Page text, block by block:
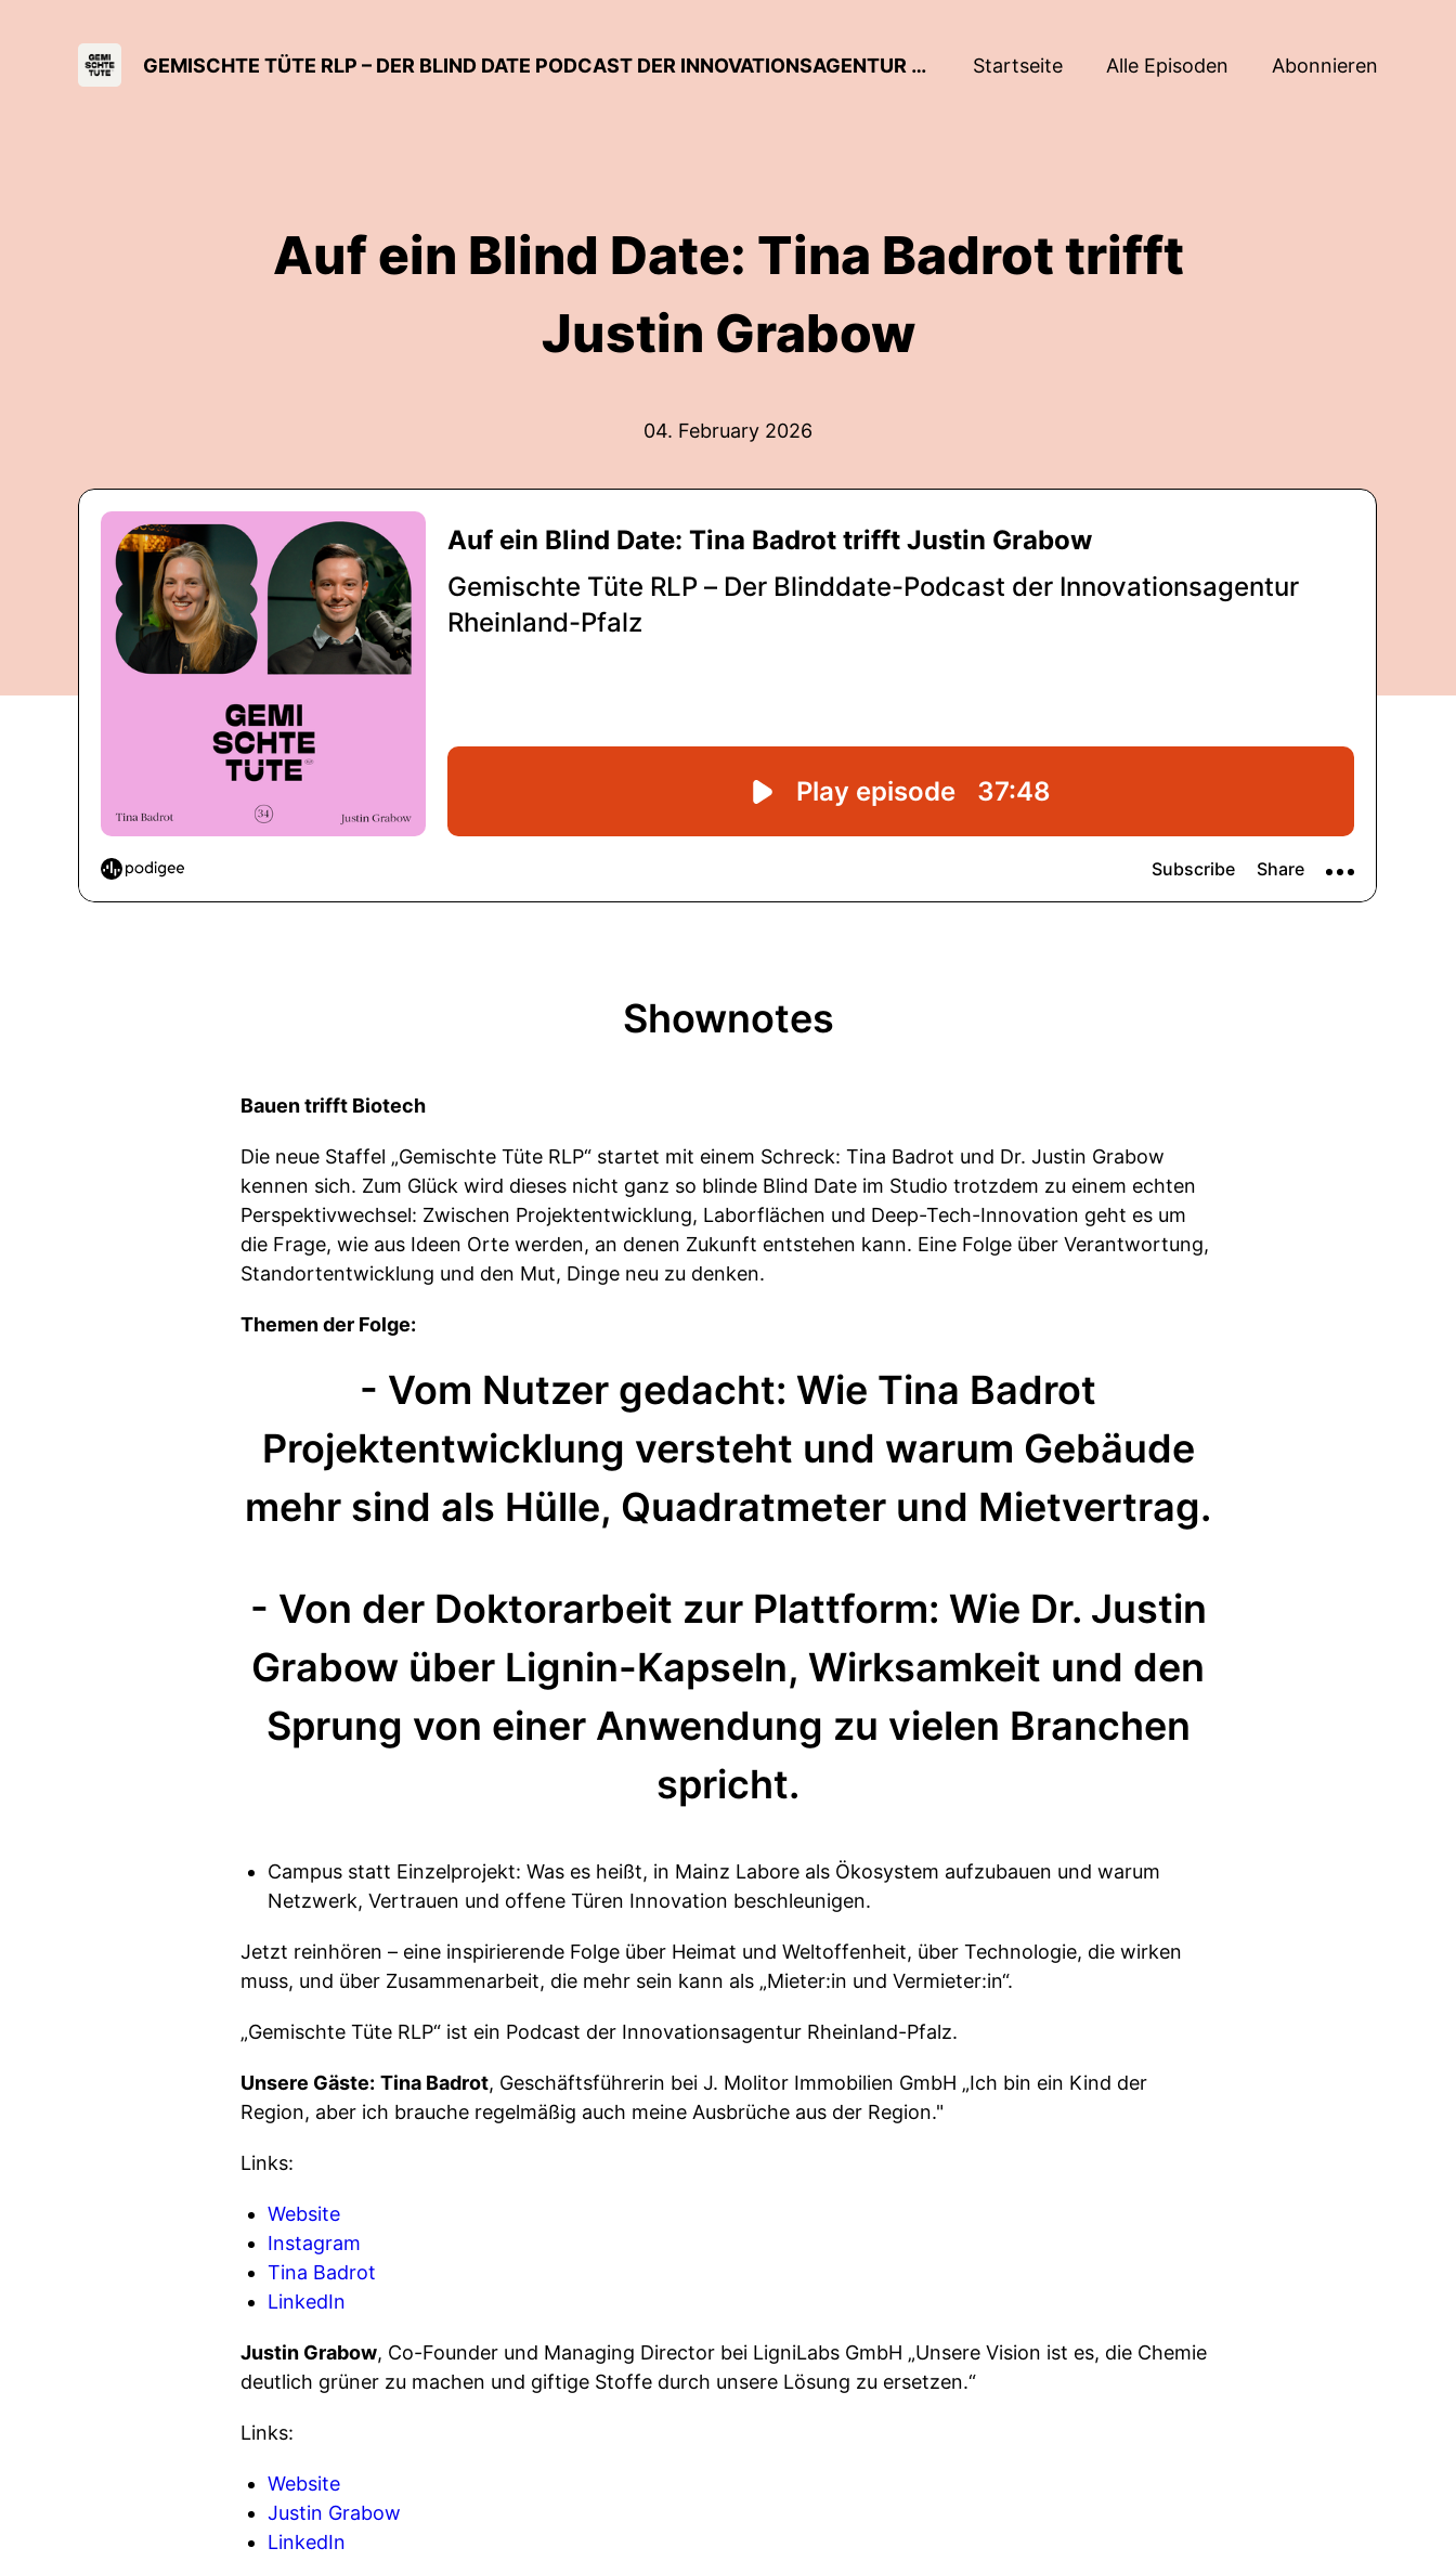
GEMISCHTE TÜTE RLP – DER BLIND DATE PODCAST DER INNOVATIONSAGENTUR RHEINLAND-PFALZ Startseite Alle Episoden Abonnieren
Auf ein Blind Date: Tina Badrot trifft
Justin Grabow
04. February 2026
Shownotes
Bauen trifft Biotech
Die neue Staffel „Gemischte Tüte RLP“ startet mit einem Schreck: Tina Badrot und Dr. Justin Grabow
kennen sich. Zum Glück wird dieses nicht ganz so blinde Blind Date im Studio trotzdem zu einem echten
Perspektivwechsel: Zwischen Projektentwicklung, Laborflächen und Deep-Tech-Innovation geht es um
die Frage, wie aus Ideen Orte werden, an denen Zukunft entstehen kann. Eine Folge über Verantwortung,
Standortentwicklung und den Mut, Dinge neu zu denken.
Themen der Folge:
- Vom Nutzer gedacht: Wie Tina Badrot
Projektentwicklung versteht und warum Gebäude
mehr sind als Hülle, Quadratmeter und Mietvertrag.
- Von der Doktorarbeit zur Plattform: Wie Dr. Justin
Grabow über Lignin-Kapseln, Wirksamkeit und den
Sprung von einer Anwendung zu vielen Branchen
spricht.
Campus statt Einzelprojekt: Was es heißt, in Mainz Labore als Ökosystem aufzubauen und warum
Netzwerk, Vertrauen und offene Türen Innovation beschleunigen.
Jetzt reinhören – eine inspirierende Folge über Heimat und Weltoffenheit, über Technologie, die wirken
muss, und über Zusammenarbeit, die mehr sein kann als „Mieter:in und Vermieter:in“.
„Gemischte Tüte RLP“ ist ein Podcast der Innovationsagentur Rheinland-Pfalz.
Unsere Gäste: Tina Badrot, Geschäftsführerin bei J. Molitor Immobilien GmbH „Ich bin ein Kind der
Region, aber ich brauche regelmäßig auch meine Ausbrüche aus der Region."
Links:
Website
Instagram
Tina Badrot
LinkedIn
Justin Grabow, Co-Founder und Managing Director bei LigniLabs GmbH „Unsere Vision ist es, die Chemie
deutlich grüner zu machen und giftige Stoffe durch unsere Lösung zu ersetzen.“
Links:
Website
Justin Grabow
LinkedIn